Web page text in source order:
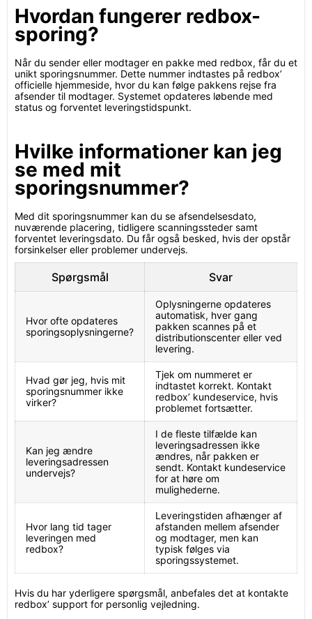
Hvordan fungerer redbox-
sporing?
Når du sender eller modtager en pakke med redbox, får du et
unikt sporingsnummer. Dette nummer indtastes på redbox’
officielle hjemmeside, hvor du kan følge pakkens rejse fra
afsender til modtager. Systemet opdateres løbende med
status og forventet leveringstidspunkt.
Hvilke informationer kan jeg
se med mit
sporingsnummer?
Med dit sporingsnummer kan du se afsendelsesdato,
nuværende placering, tidligere scanningssteder samt
forventet leveringsdato. Du får også besked, hvis der opstår
forsinkelser eller problemer undervejs.
Spørgsmål Svar
Hvor ofte opdateres
sporingsoplysningerne?
Oplysningerne opdateres
automatisk, hver gang
pakken scannes på et
distributionscenter eller ved
levering.
Hvad gør jeg, hvis mit
sporingsnummer ikke
virker?
Tjek om nummeret er
indtastet korrekt. Kontakt
redbox’ kundeservice, hvis
problemet fortsætter.
Kan jeg ændre
leveringsadressen
undervejs?
I de fleste tilfælde kan
leveringsadressen ikke
ændres, når pakken er
sendt. Kontakt kundeservice
for at høre om
mulighederne.
Hvor lang tid tager
leveringen med
redbox?
Leveringstiden afhænger af
afstanden mellem afsender
og modtager, men kan
typisk følges via
sporingssystemet.
Hvis du har yderligere spørgsmål, anbefales det at kontakte
redbox’ support for personlig vejledning.